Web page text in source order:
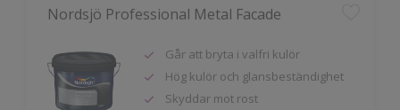
Går att bryta i valfri kulör
Skyddar mot rost